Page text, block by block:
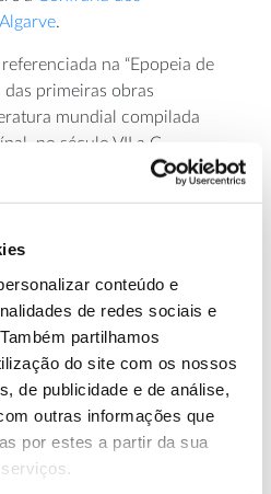
conteúdo e
de redes sociais e
partilhamos
do site com os nossos
de publicidade e de análise,
outras informações que
por estes a partir da sua
.
na “Epopeia de
das primeiras obras
mundial compilada
no século VII a.C.
Nela é referido que
plantar esta árvore está
futuras.
nativa?
não chegaram a acordo